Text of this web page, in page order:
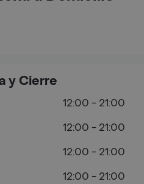
y Cierre
12:00 - 21:00
12:00 - 21:00
12:00 - 21:00
12:00 - 21:00